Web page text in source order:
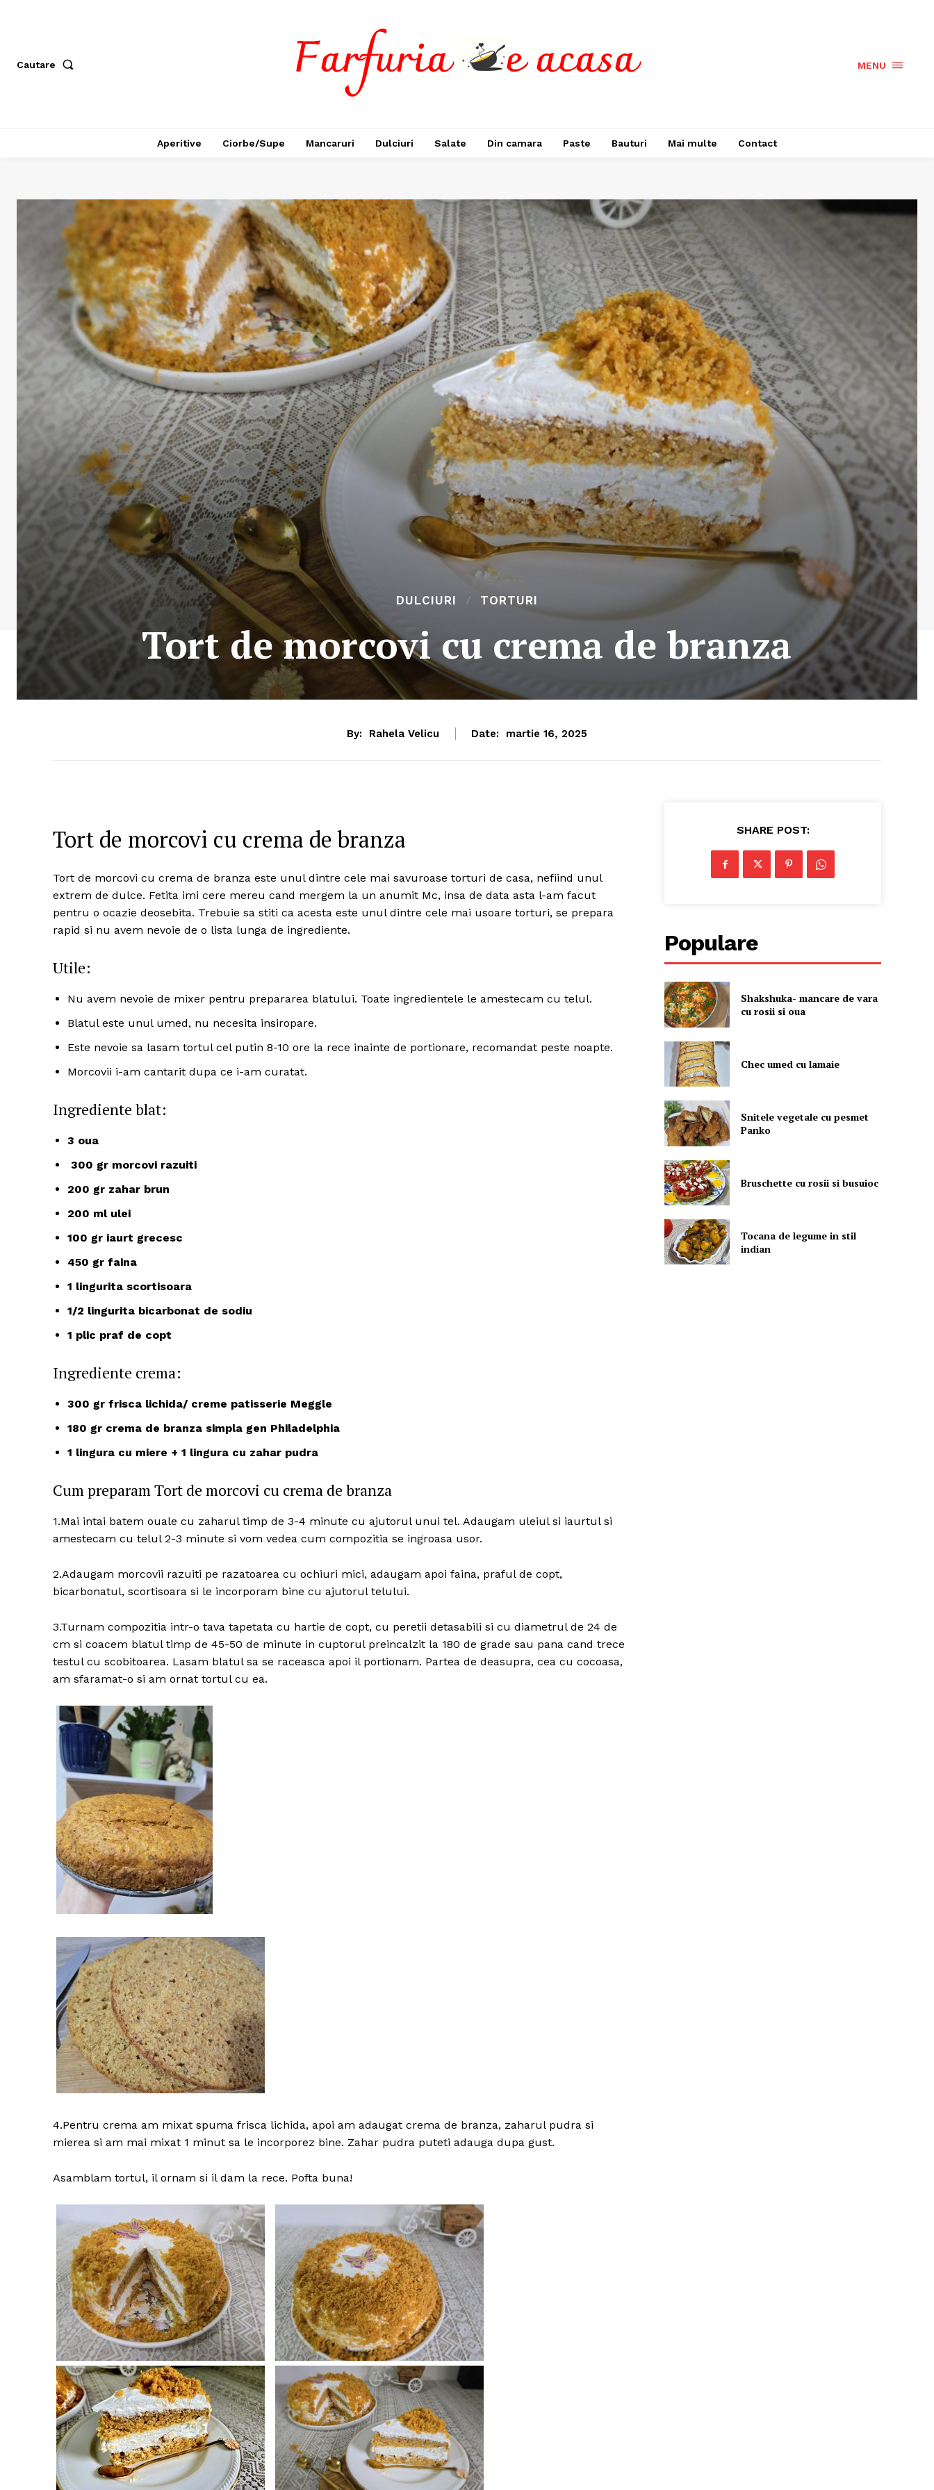
Contact
Despre mine
Cautare MENU
Aperitive Ciorbe/Supe Mancaruri Dulciuri Salate Din camara Paste Bauturi Mai multe Contact
DULCIURI TORTURI
Tort de morcovi cu crema de branza
By: Rahela Velicu Date: martie 16, 2025
Tort de morcovi cu crema de branza
Tort de morcovi cu crema de branza este unul dintre cele mai savuroase torturi de casa, nefiind unul
extrem de dulce. Fetita imi cere mereu cand mergem la un anumit Mc, insa de data asta l-am facut
pentru o ocazie deosebita. Trebuie sa stiti ca acesta este unul dintre cele mai usoare torturi, se prepara
rapid si nu avem nevoie de o lista lunga de ingrediente.
Utile:
Nu avem nevoie de mixer pentru prepararea blatului. Toate ingredientele le amestecam cu telul.
Blatul este unul umed, nu necesita insiropare.
Este nevoie sa lasam tortul cel putin 8-10 ore la rece inainte de portionare, recomandat peste noapte.
Morcovii i-am cantarit dupa ce i-am curatat.
Ingrediente blat:
3 oua
300 gr morcovi razuiti
200 gr zahar brun
200 ml ulei
100 gr iaurt grecesc
450 gr faina
1 lingurita scortisoara
1/2 lingurita bicarbonat de sodiu
1 plic praf de copt
Ingrediente crema:
300 gr frisca lichida/ creme patisserie Meggle
180 gr crema de branza simpla gen Philadelphia
1 lingura cu miere + 1 lingura cu zahar pudra
Cum preparam Tort de morcovi cu crema de branza
1.Mai intai batem ouale cu zaharul timp de 3-4 minute cu ajutorul unui tel. Adaugam uleiul si iaurtul si
amestecam cu telul 2-3 minute si vom vedea cum compozitia se ingroasa usor.
2.Adaugam morcovii razuiti pe razatoarea cu ochiuri mici, adaugam apoi faina, praful de copt,
bicarbonatul, scortisoara si le incorporam bine cu ajutorul telului.
3.Turnam compozitia intr-o tava tapetata cu hartie de copt, cu peretii detasabili si cu diametrul de 24 de
cm si coacem blatul timp de 45-50 de minute in cuptorul preincalzit la 180 de grade sau pana cand trece
testul cu scobitoarea. Lasam blatul sa se raceasca apoi il portionam. Partea de deasupra, cea cu cocoasa,
am sfaramat-o si am ornat tortul cu ea.
4.Pentru crema am mixat spuma frisca lichida, apoi am adaugat crema de branza, zaharul pudra si
mierea si am mai mixat 1 minut sa le incorporez bine. Zahar pudra puteti adauga dupa gust.
Asamblam tortul, il ornam si il dam la rece. Pofta buna!
SHARE POST:
Populare
Shakshuka- mancare de vara
cu rosii si oua
Chec umed cu lamaie
Snitele vegetale cu pesmet
Panko
Bruschette cu rosii si busuioc
Tocana de legume in stil
indian